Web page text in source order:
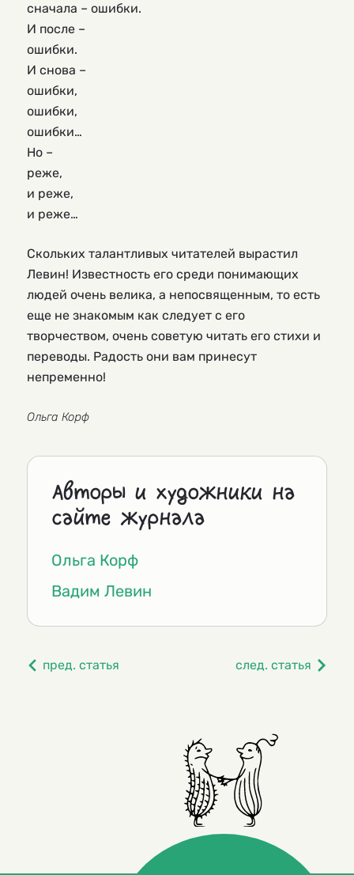
сначала – ошибки.
И после –
ошибки.
И снова –
ошибки,
ошибки,
ошибки…
Но –
реже,
и реже,
и реже…
Скольких талантливых читателей вырастил
Левин! Известность его среди понимающих
людей очень велика, а непосвященным, то есть
еще не знакомым как следует с его
творчеством, очень советую читать его стихи и
переводы. Радость они вам принесут
непременно!
Ольга Корф
Авторы и художники на
сайте журнала
Ольга Корф
Вадим Левин
пред. статья след. статья